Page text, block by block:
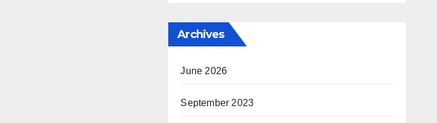
Archives
June 2026
September 2023